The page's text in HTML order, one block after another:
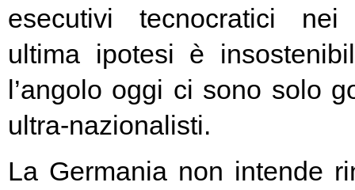
esecutivi tecnocratici
ultima ipotesi è
l’angolo oggi ci sono solo
ultra-nazionalisti.
La Germania non intende